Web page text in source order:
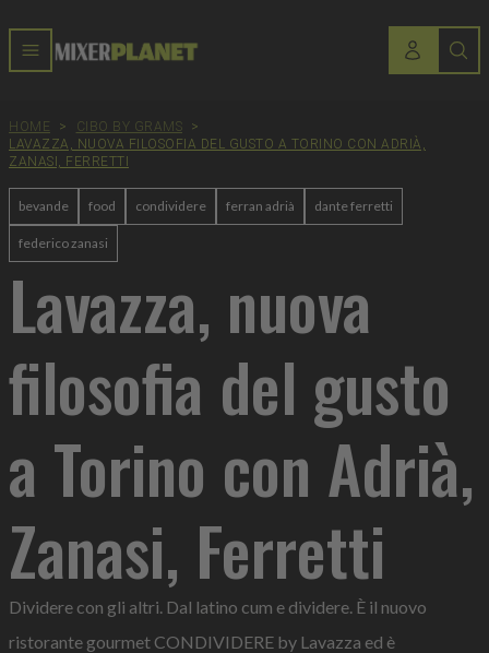
HOME > CIBO BY GRAMS
>
LAVAZZA, NUOVA FILOSOFIA DEL GUSTO A TORINO CON ADRIÀ,
ZANASI, FERRETTI
bevande food condividere ferran adrià dante ferretti
federico zanasi
Lavazza, nuova
filosofia del gusto
a Torino con Adrià,
Zanasi, Ferretti
Dividere con gli altri. Dal latino cum e dividere. È il nuovo
ristorante gourmet CONDIVIDERE by Lavazza ed è